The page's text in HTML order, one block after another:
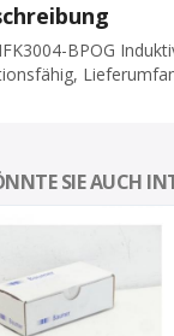
BPOG
SIE AUCH